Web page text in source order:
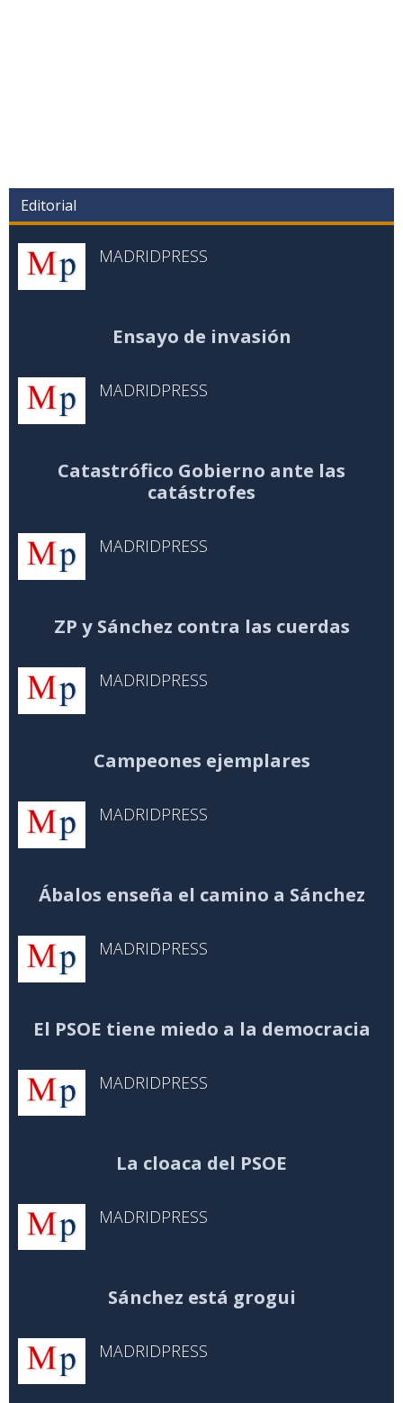
Editorial
MADRIDPRESS
Ensayo de invasión
MADRIDPRESS
Catastrófico Gobierno ante las
catástrofes
MADRIDPRESS
ZP y Sánchez contra las cuerdas
MADRIDPRESS
Campeones ejemplares
MADRIDPRESS
Ábalos enseña el camino a Sánchez
MADRIDPRESS
El PSOE tiene miedo a la democracia
MADRIDPRESS
La cloaca del PSOE
MADRIDPRESS
Sánchez está grogui
MADRIDPRESS